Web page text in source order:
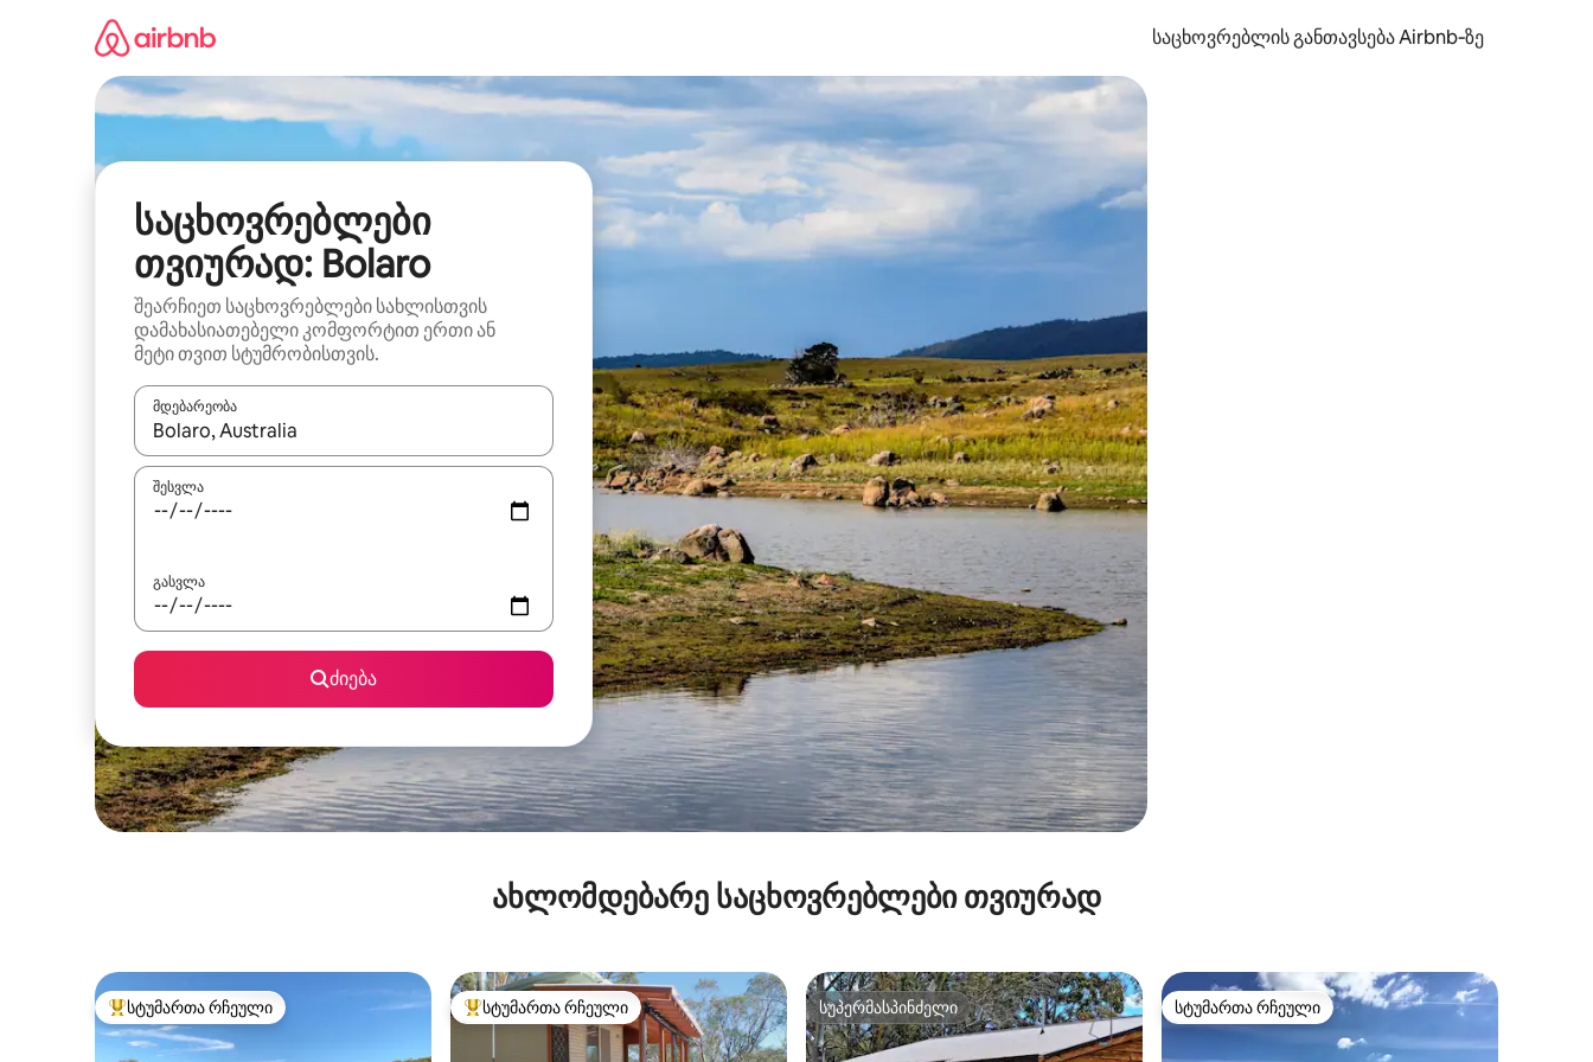
საცხოვრებლის განთავსება Airbnb‑ზე
საცხოვრებლები
თვიურად: Bolaro
შეარჩიეთ საცხოვრებლები სახლისთვის
დამახასიათებელი კომფორტით ერთი ან
მეტი თვით სტუმრობისთვის.
მდებარეობა
როცა შედეგები ხელმისაწვდომი გახდება, ნავიგაციისთვის გამოიყენეთ კლავიშები ზემოთ/ქვემოთ მიმართული ისრებით ან შეხებისა თუ თითის გასმის ჟესტები.
შესვლა
გასვლა
ძიება
ახლომდებარე საცხოვრებლები თვიურად
სტუმართა რჩეული მოწინავე ვარიანტი
სტუმართა რჩეული სტუმართა რჩეული მოწინავე ვარიანტი
სტუმართა რჩეული სუპერმასპინძელი
სუპერმასპინძელი სტუმართა რჩეული
სტუმართა რჩეული